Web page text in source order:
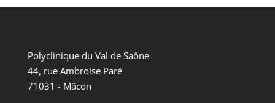
Polyclinique du Val de Saône
44, rue Ambroise Paré
71031 - Mâcon